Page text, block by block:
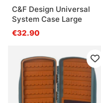
C&F Design Universal
System Case Large
€32.90